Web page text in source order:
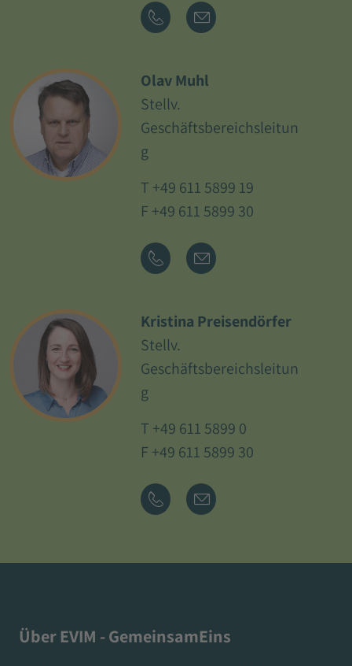
Olav Muhl
Stellv.
Geschäftsbereichsleitun
g
T +49 611 5899 19
F +49 611 5899 30
Kristina Preisendörfer
Stellv.
Geschäftsbereichsleitun
g
T +49 611 5899 0
F +49 611 5899 30
Über EVIM - GemeinsamEins